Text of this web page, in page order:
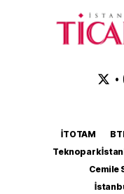
•
İTOTAM
Teknopark
Cemile